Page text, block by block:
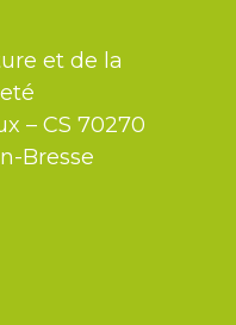
et de la
– CS 70270
Bresse